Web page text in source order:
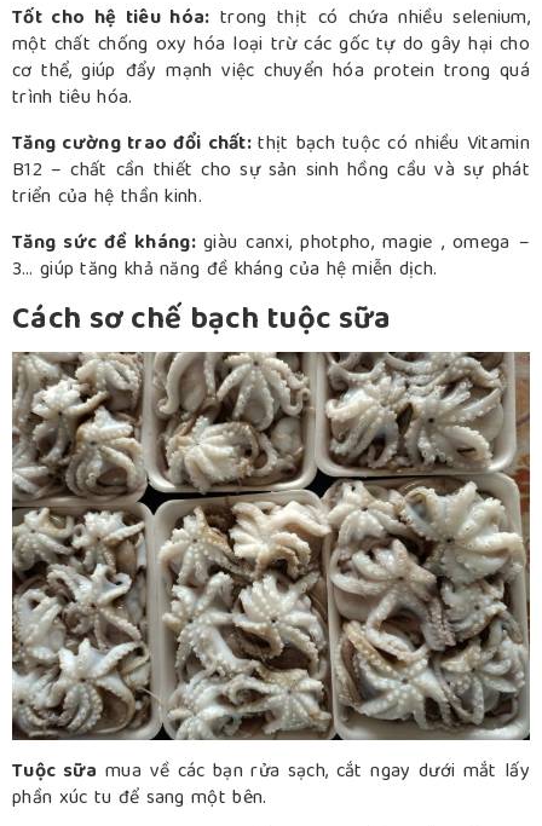
Tốt cho hệ tiêu hóa: trong thịt có chứa nhiều selenium,
một chất chống oxy hóa loại trừ các gốc tự do gây hại cho
cơ thể, giúp đẩy mạnh việc chuyển hóa protein trong quá
trình tiêu hóa.
Tăng cường trao đổi chất:thịt bạch tuộc có nhiều Vitamin
B12 – chất cần thiết cho sự sản sinh hồng cầu và sự phát
triển của hệ thần kinh.
Tăng sức đề kháng:giàu canxi, photpho, magie , omega –
3… giúp tăng khả năng đề kháng của hệ miễn dịch.
Cách sơ chế bạch tuộc sữa
Tuộc sữa mua về các bạn rửa sạch, cắt ngay dưới mắt lấy
phần xúc tu để sang một bên.